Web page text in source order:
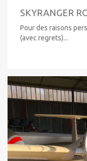
SKYRANGER
Pour des raisons
(avec regrets)...